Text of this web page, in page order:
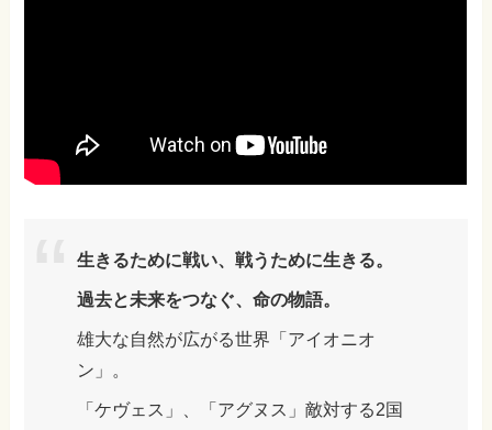
生きるために戦い、戦うために生きる。
過去と未来をつなぐ、命の物語。
雄大な自然が広がる世界「アイオニオ
ン」。
「ケヴェス」、「アグヌス」敵対する2国